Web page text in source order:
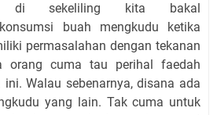
di sekeliling kita bakal
buah mengkudu ketika
permasalahan dengan tekanan
orang cuma tau perihal faedah
Walau sebenarnya, disana ada
yang lain. Tak cuma untuk